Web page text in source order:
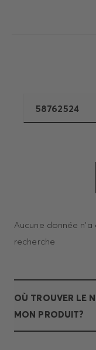
Aucune donnée
recherche
OÙ TROUVER LE
MON PRODUIT?